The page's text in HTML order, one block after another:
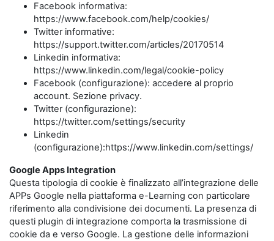
Facebook informativa:
https://www.facebook.com/help/cookies/
Twitter informative:
https://support.twitter.com/articles/20170514
Linkedin informativa:
https://www.linkedin.com/legal/cookie-policy
Facebook (configurazione): accedere al proprio
account. Sezione privacy.
Twitter (configurazione):
https://twitter.com/settings/security
Linkedin
(configurazione):https://www.linkedin.com/settings/
Google Apps Integration
Questa tipologia di cookie è finalizzato all’integrazione delle
APPs Google nella piattaforma e-Learning con particolare
riferimento alla condivisione dei documenti. La presenza di
questi plugin di integrazione comporta la trasmissione di
cookie da e verso Google. La gestione delle informazioni